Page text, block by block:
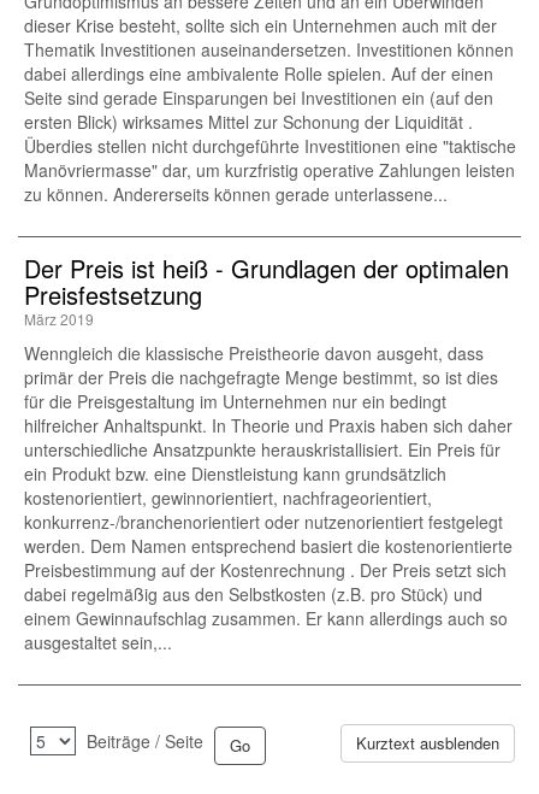
dieser Krise besteht, sollte sich ein Unternehmen auch mit der
Thematik Investitionen auseinandersetzen. Investitionen können
dabei allerdings eine ambivalente Rolle spielen. Auf der einen
Seite sind gerade Einsparungen bei Investitionen ein (auf den
ersten Blick) wirksames Mittel zur Schonung der Liquidität .
Überdies stellen nicht durchgeführte Investitionen eine "taktische
Manövriermasse" dar, um kurzfristig operative Zahlungen leisten
zu können. Andererseits können gerade unterlassene...
Der Preis ist heiß - Grundlagen der optimalen
Preisfestsetzung
März 2019
Wenngleich die klassische Preistheorie davon ausgeht, dass
primär der Preis die nachgefragte Menge bestimmt, so ist dies
für die Preisgestaltung im Unternehmen nur ein bedingt
hilfreicher Anhaltspunkt. In Theorie und Praxis haben sich daher
unterschiedliche Ansatzpunkte herauskristallisiert. Ein Preis für
ein Produkt bzw. eine Dienstleistung kann grundsätzlich
kostenorientiert, gewinnorientiert, nachfrageorientiert,
konkurrenz-/branchenorientiert oder nutzenorientiert festgelegt
werden. Dem Namen entsprechend basiert die kostenorientierte
Preisbestimmung auf der Kostenrechnung . Der Preis setzt sich
dabei regelmäßig aus den Selbstkosten (z.B. pro Stück) und
einem Gewinnaufschlag zusammen. Er kann allerdings auch so
ausgestaltet sein,...
Beiträge / Seite Kurztext ausblenden